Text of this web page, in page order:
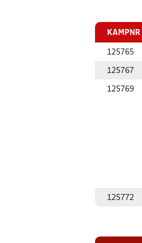
KAMPNR
125765
125767
125769
125772